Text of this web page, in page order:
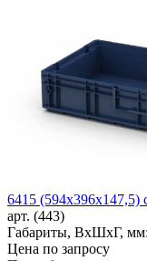
6415
арт. (443)
Габариты, ВxШxГ, мм:
Цена по запросу